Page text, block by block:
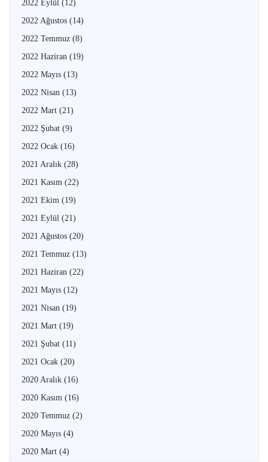
2022 Eylül (12)
2022 Ağustos (14)
2022 Temmuz (8)
2022 Haziran (19)
2022 Mayıs (13)
2022 Nisan (13)
2022 Mart (21)
2022 Şubat (9)
2022 Ocak (16)
2021 Aralık (28)
2021 Kasım (22)
2021 Ekim (19)
2021 Eylül (21)
2021 Ağustos (20)
2021 Temmuz (13)
2021 Haziran (22)
2021 Mayıs (12)
2021 Nisan (19)
2021 Mart (19)
2021 Şubat (11)
2021 Ocak (20)
2020 Aralık (16)
2020 Kasım (16)
2020 Temmuz (2)
2020 Mayıs (4)
2020 Mart (4)